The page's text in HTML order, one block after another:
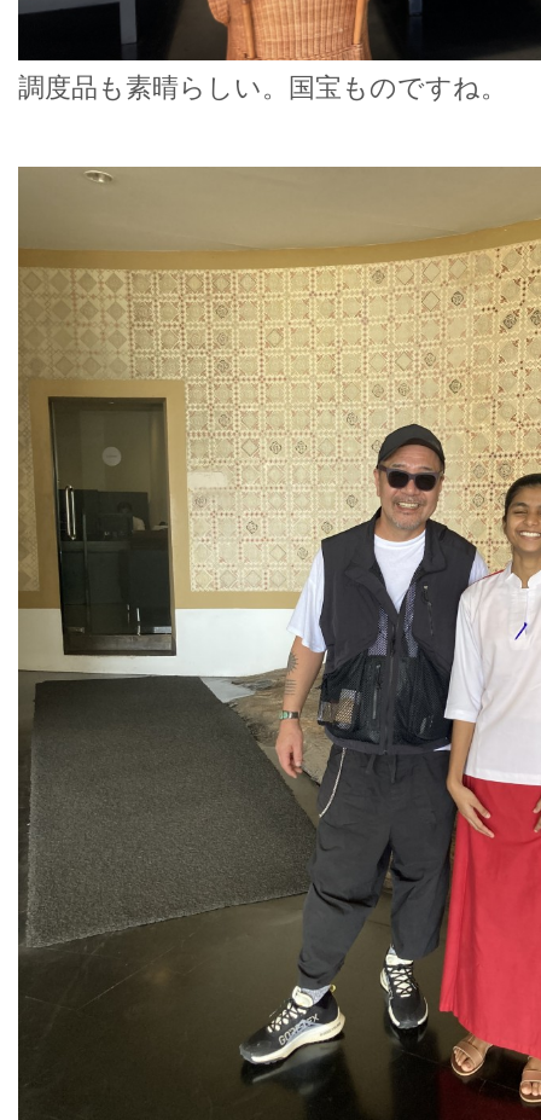
調度品も素晴らしい。国宝ものですね。